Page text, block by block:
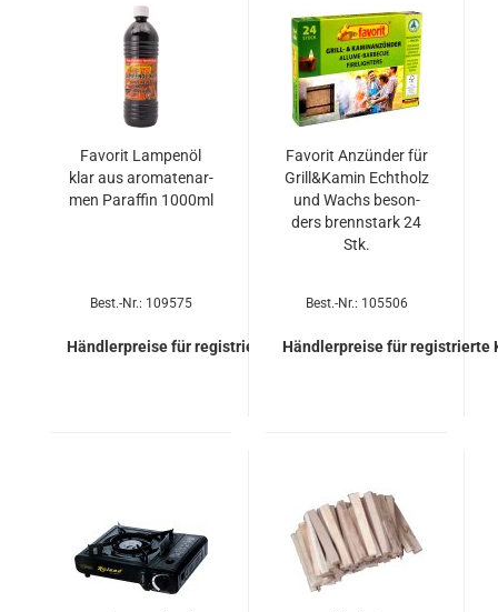
Fa­vo­rit Lam­pen­öl
klar aus aro­ma­ten­ar­
men Par­af­fin 1000ml
Best.-Nr.: 109575
Händlerpreise für registrierte Kunden
Fa­vo­rit An­zün­der für
Grill&Kamin Echt­holz
und Wachs be­son­
ders brenn­stark 24
Stk.
Best.-Nr.: 105506
Händlerpreise für registrierte